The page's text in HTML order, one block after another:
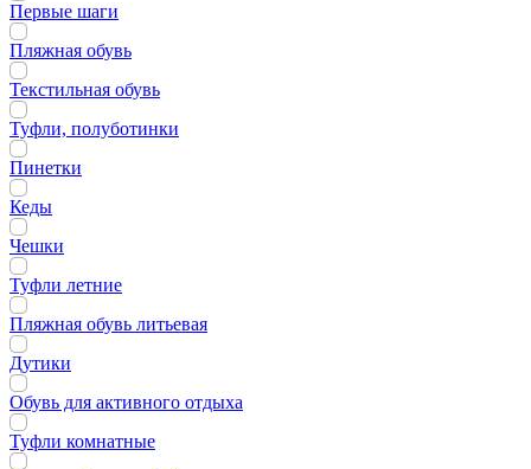
Первые шаги
Пляжная обувь
Текстильная обувь
Туфли, полуботинки
Пинетки
Кеды
Чешки
Туфли летние
Пляжная обувь литьевая
Дутики
Обувь для активного отдыха
Туфли комнатные